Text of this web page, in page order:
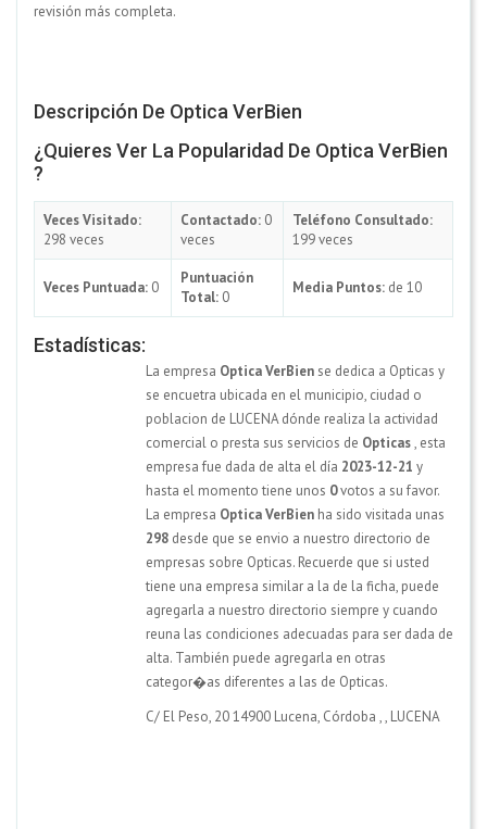
revisión más completa.
Descripción De Optica VerBien
¿Quieres Ver La Popularidad De Optica VerBien
?
Veces Visitado:
298 veces
Contactado: 0
veces
Teléfono Consultado:
199 veces
Veces Puntuada: 0
Puntuación
Total: 0
Media Puntos: de 10
Estadísticas:
La empresa Optica VerBiense dedica a Opticas y
se encuetra ubicada en el municipio, ciudad o
poblacion de LUCENA dónde realiza la actividad
comercial o presta sus servicios de Opticas, esta
empresa fue dada de alta el día 2023-12-21 y
hasta el momento tiene unos 0votos a su favor.
La empresa Optica VerBien ha sido visitada unas
298 desde que se envio a nuestro directorio de
empresas sobre Opticas. Recuerde que si usted
tiene una empresa similar a la de la ficha, puede
agregarla a nuestro directorio siempre y cuando
reuna las condiciones adecuadas para ser dada de
alta. También puede agregarla en otras
categor�as diferentes a las de Opticas.
C/ El Peso, 20 14900 Lucena, Córdoba ,, LUCENA